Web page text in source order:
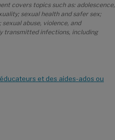
covers topics such as: adolescence,
sexual health and safer sex;
abuse, violence, and
transmitted infections, including
et des aides-ados ou